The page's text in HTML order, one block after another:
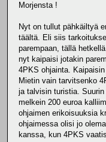
Morjensta !
Nyt on tullut pähkäiltyä
täältä. Eli siis
parempaan, tällä
nyt kaipaisi jotakin
4PKS ohjainta.
Mietin vain tarvitsenko
ja talvisin turistia.
melkein 200 euroa
ohjaimen erikoisuuksia
ohjaimessa olisi jo
kanssa, kun 4PKS